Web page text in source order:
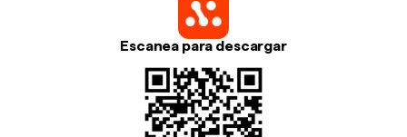
Escanea para descargar